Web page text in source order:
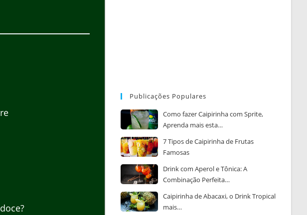
Publicações Populares
Como fazer Caipirinha com Sprite,
Aprenda mais esta…
7 Tipos de Caipirinha de Frutas
Famosas
Drink com Aperol e Tônica: A
Combinação Perfeita…
Caipirinha de Abacaxi, o Drink Tropical
mais…